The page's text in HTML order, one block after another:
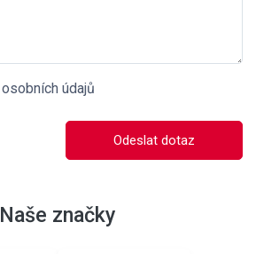
údajů
Odeslat dotaz
Naše značky